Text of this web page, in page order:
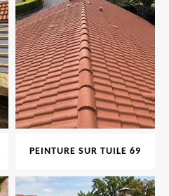
PEINTURE SUR TUILE 69